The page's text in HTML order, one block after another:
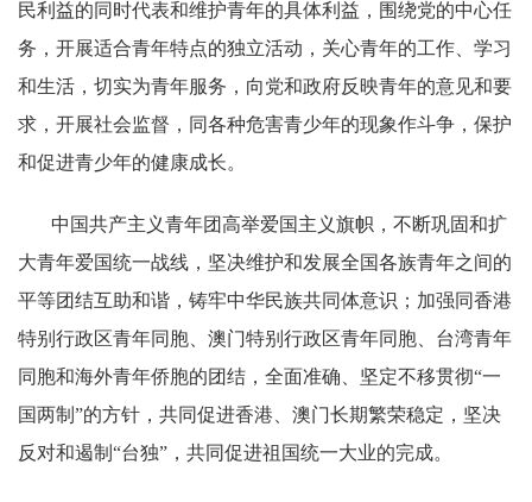
民利益的同时代表和维护青年的具体利益，围绕党的中心任
务，开展适合青年特点的独立活动，关心青年的工作、学习
和生活，切实为青年服务，向党和政府反映青年的意见和要
求，开展社会监督，同各种危害青少年的现象作斗争，保护
和促进青少年的健康成长。
中国共产主义青年团高举爱国主义旗帜，不断巩固和扩
大青年爱国统一战线，坚决维护和发展全国各族青年之间的
平等团结互助和谐，铸牢中华民族共同体意识；加强同香港
特别行政区青年同胞、澳门特别行政区青年同胞、台湾青年
同胞和海外青年侨胞的团结，全面准确、坚定不移贯彻“一
国两制”的方针，共同促进香港、澳门长期繁荣稳定，坚决
反对和遏制“台独”，共同促进祖国统一大业的完成。